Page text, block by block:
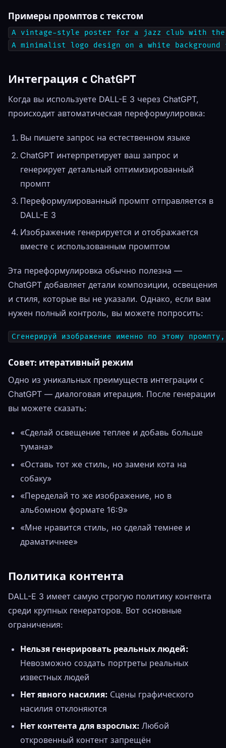
Примеры промптов с текстом
A vintage-style poster for a jazz club with the
A minimalist logo design on a white
Интеграция с ChatGPT
Когда вы используете DALL-E 3 через ChatGPT,
происходит автоматическая переформулировка:
Вы пишете запрос на естественном языке
ChatGPT интерпретирует ваш запрос и
генерирует детальный оптимизированный
промпт
Переформулированный промпт отправляется в
DALL-E 3
Изображение генерируется и отображается
вместе с использованным промптом
Эта переформулировка обычно полезна —
ChatGPT добавляет детали композиции, освещения
и стиля, которые вы не указали. Однако, если вам
нужен полный контроль, вы можете попросить:
Сгенерируй изображение именно по этому
Совет: итеративный режим
Одно из уникальных преимуществ интеграции с
ChatGPT — диалоговая итерация. После генерации
вы можете сказать:
«Сделай освещение теплее и добавь больше
тумана»
«Оставь тот же стиль, но замени кота на
собаку»
«Переделай то же изображение, но в
альбомном формате 16:9»
«Мне нравится стиль, но сделай темнее и
драматичнее»
Политика контента
DALL-E 3 имеет самую строгую политику контента
среди крупных генераторов. Вот основные
ограничения:
Нельзя генерировать реальных людей:
Невозможно создать портреты реальных
известных людей
Нет явного насилия: Сцены графического
насилия отклоняются
Нет контента для взрослых: Любой
откровенный контент запрещён